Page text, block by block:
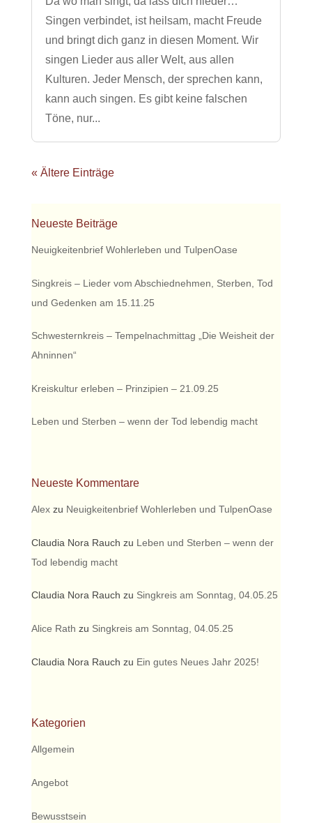
Singen verbindet, ist heilsam, macht Freude
und bringt dich ganz in diesen Moment. Wir
singen Lieder aus aller Welt, aus allen
Kulturen. Jeder Mensch, der sprechen kann,
kann auch singen. Es gibt keine falschen
Töne, nur...
« Ältere Einträge
Neueste Beiträge
Neuigkeitenbrief Wohlerleben und TulpenOase
Singkreis – Lieder vom Abschiednehmen, Sterben, Tod
und Gedenken am 15.11.25
Schwesternkreis – Tempelnachmittag „Die Weisheit der
Ahninnen“
Kreiskultur erleben – Prinzipien – 21.09.25
Leben und Sterben – wenn der Tod lebendig macht
Neueste Kommentare
Alexzu Neuigkeitenbrief Wohlerleben und TulpenOase
Claudia Nora Rauch zu Leben und Sterben – wenn der
Tod lebendig macht
Claudia Nora Rauch zu Singkreis am Sonntag, 04.05.25
Alice Rath zu Singkreis am Sonntag, 04.05.25
Claudia Nora Rauch zu Ein gutes Neues Jahr 2025!
Kategorien
Allgemein
Angebot
Bewusstsein